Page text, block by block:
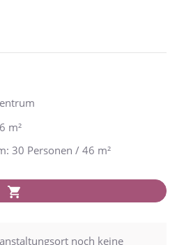
m²
30 Personen / 46 m²
noch keine